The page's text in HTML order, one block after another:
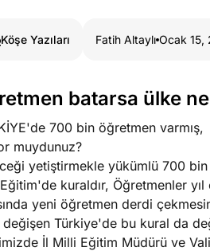
5, 2026
Köşe Yazıları
Köşe Yazıları Fatih Altaylı Ocak 15,
batarsa ülke
700 bin öğretmen varmış,
muydunuz?
yetiştirmekle yükümlü 700
kuraldır, Öğretmenler
yeni öğretmen derdi
değişen Türkiye'de bu kural da
İl Milli Eğitim Müdürü ve